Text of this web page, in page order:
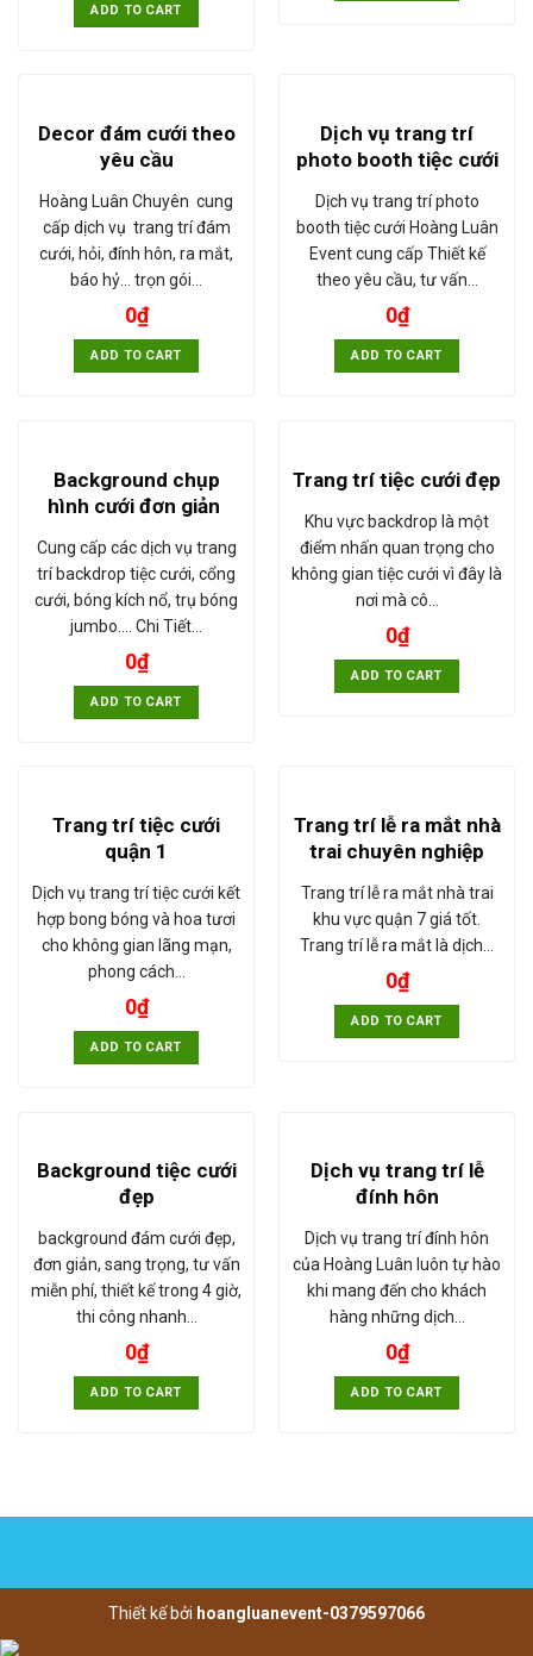
ADD TO CART
Decor đám cưới theo
yêu cầu
Hoàng Luân Chuyên cung
cấp dịch vụ trang trí đám
cưới, hỏi, đính hôn, ra mắt,
báo hỷ... trọn gói…
0₫
ADD TO CART
Dịch vụ trang trí
photo booth tiệc cưới
Dịch vụ trang trí photo
booth tiệc cưới Hoàng Luân
Event cung cấp Thiết kế
theo yêu cầu, tư vấn…
0₫
ADD TO CART
Background chụp
hình cưới đơn giản
Cung cấp các dịch vụ trang
trí backdrop tiệc cưới, cổng
cưới, bóng kích nổ, trụ bóng
jumbo.... Chi Tiết…
0₫
ADD TO CART
Trang trí tiệc cưới đẹp
Khu vực backdrop là một
điểm nhấn quan trọng cho
không gian tiệc cưới vì đây là
nơi mà cô…
0₫
ADD TO CART
Trang trí tiệc cưới
quận 1
Dịch vụ trang trí tiệc cưới kết
hợp bong bóng và hoa tươi
cho không gian lãng mạn,
phong cách…
0₫
ADD TO CART
Trang trí lễ ra mắt nhà
trai chuyên nghiệp
Trang trí lễ ra mắt nhà trai
khu vực quận 7 giá tốt.
Trang trí lễ ra mắt là dịch…
0₫
ADD TO CART
Background tiệc cưới
đẹp
background đám cưới đẹp,
đơn giản, sang trọng, tư vấn
miễn phí, thiết kế trong 4 giờ,
thi công nhanh…
0₫
ADD TO CART
Dịch vụ trang trí lễ
đính hôn
Dịch vụ trang trí đính hôn
của Hoàng Luân luôn tự hào
khi mang đến cho khách
hàng những dịch…
0₫
ADD TO CART
Thiết kế bởi hoangluanevent-0379597066